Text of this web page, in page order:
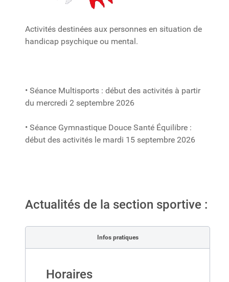
Activités destinées aux personnes en situation de
handicap psychique ou mental.
• Séance Multisports : début des activités à partir
du mercredi 2 septembre 2026
• Séance Gymnastique Douce Santé Équilibre :
début des activités le mardi 15 septembre 2026
Actualités de la section sportive :
Infos pratiques
Horaires